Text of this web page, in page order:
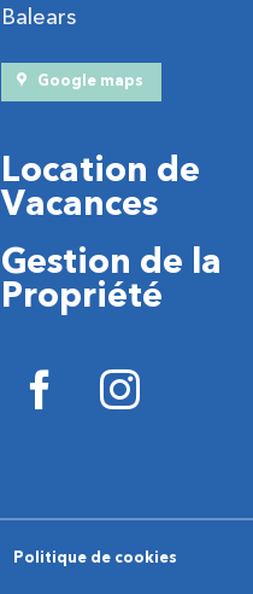
Balears
Google maps
Location de
Vacances
Gestion de la
Propriété
Politique de cookies